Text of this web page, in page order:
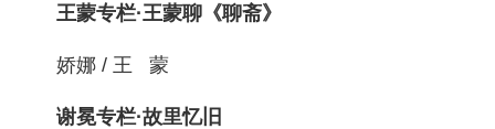
王蒙专栏·王蒙聊《聊斋》
娇娜 / 王 蒙
谢冕专栏·故里忆旧